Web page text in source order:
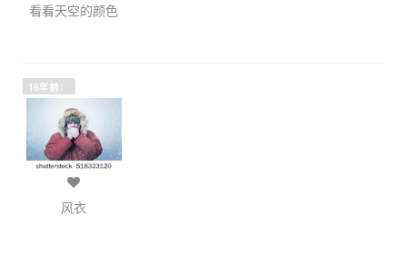
看看天空的颜色
16年前：
风衣